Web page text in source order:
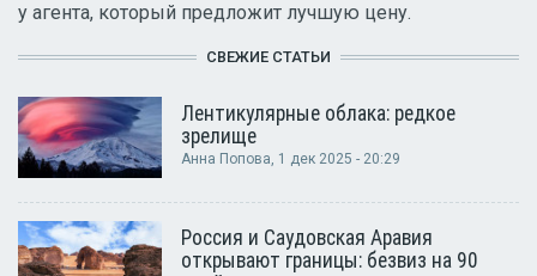
у агента, который предложит лучшую цену.
СВЕЖИЕ СТАТЬИ
Лентикулярные облака: редкое
зрелище
Анна Попова, 1 дек 2025 - 20:29
Россия и Саудовская Аравия
открывают границы: безвиз на 90